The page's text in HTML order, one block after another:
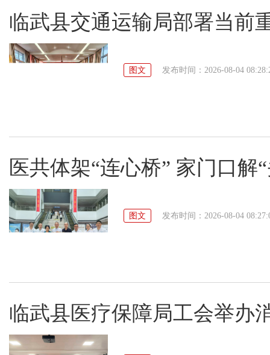
临武县交通运输局部署当前
图文 发布时间：2026-08-04
医共体架“连心桥” 家门口解
图文 发布时间：2026-08-04
临武县医疗保障局工会举办